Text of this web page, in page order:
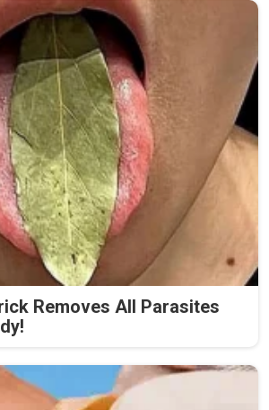
Removes All Parasites